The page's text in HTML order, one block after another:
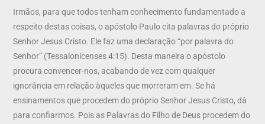
Irmãos, para que todos tenham conhecimento fundamentado a
respeito destas coisas, o apóstolo Paulo cita palavras do próprio
Senhor Jesus Cristo. Ele faz uma declaração “por palavra do
Senhor” (Tessalonicenses 4:15). Desta maneira o apóstolo
procura convencer-nos, acabando de vez com qualquer
ignorância em relação àqueles que morreram em. Se há
ensinamentos que procedem do próprio Senhor Jesus Cristo, dá
para confiarmos. Pois as Palavras do Filho de Deus procedem do